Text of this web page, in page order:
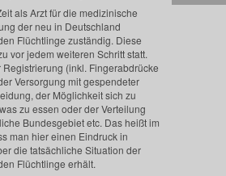
als Arzt für die medizinische
der neu in Deutschland
Flüchtlinge zuständig. Diese
vor jedem weiteren Schritt statt.
Registrierung (inkl. Fingerabdrücke
Versorgung mit gespendeter
der Möglichkeit sich zu
zu essen oder der Verteilung
Bundesgebiet etc. Das heißt im
man hier einen Eindruck in
die tatsächliche Situation der
Flüchtlinge erhält.